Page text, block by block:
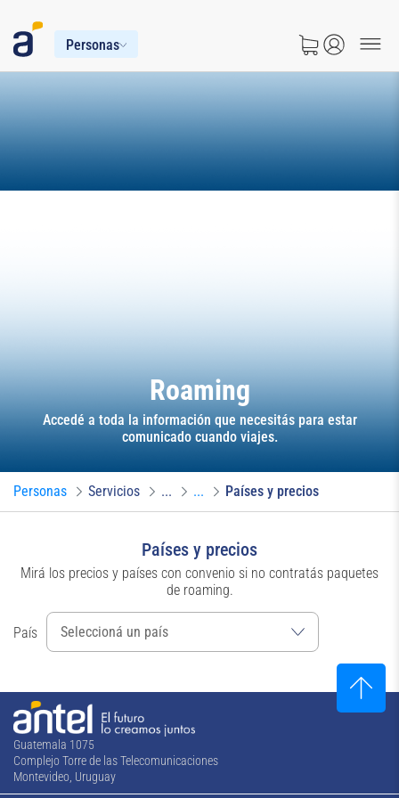
Personas
Roaming
Accedé a toda la información que necesitás para estar
comunicado cuando viajes.
Personas Servicios ... ... Países y precios
Países y precios
Mirá los precios y países con convenio si no contratás paquetes
de roaming.
País
Guatemala 1075
Complejo Torre de las Telecomunicaciones
Montevideo, Uruguay